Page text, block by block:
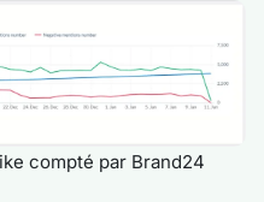
compté par Brand24